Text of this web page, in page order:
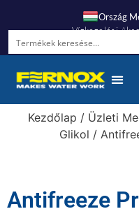
Ország
Vízkezelési
Kezdőlap / Üzleti
Glikol /
Antifreeze